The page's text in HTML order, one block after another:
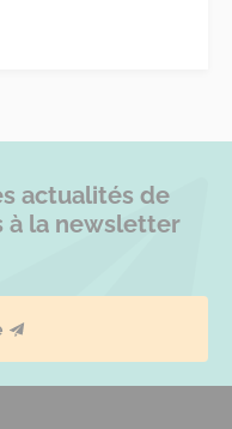
actualités de
à la newsletter